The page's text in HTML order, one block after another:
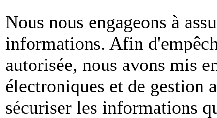
Nous nous engageons à
informations. Afin
autorisée, nous avons mis
électroniques et de gestion
sécuriser les informations